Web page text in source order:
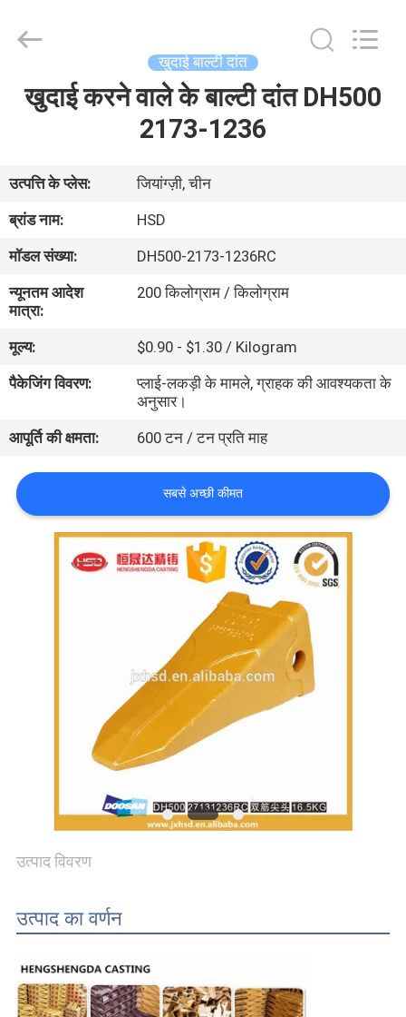
घर
हमारे
बारे
कारखाना
भ्रमण
गुणवत्ता
संपर्क
PRIVACY
Spare
Parts
Reserved.
खुदाई बाल्टी दांत
खुदाई करने वाले के बाल्टी दांत DH500
2173-1236
उत्पत्ति के प्लेस:
जियांग्ज़ी, चीन
ब्रांड नाम:
HSD
मॉडल संख्या:
DH500-2173-1236RC
न्यूनतम आदेश
मात्रा:
200 किलोग्राम / किलोग्राम
मूल्य:
$0.90 - $1.30 / Kilogram
पैकेजिंग विवरण:
प्लाई-लकड़ी के मामले, ग्राहक की आवश्यकता के
अनुसार।
आपूर्ति की क्षमता:
600 टन / टन प्रति माह
सबसे अच्छी कीमत
उत्पाद विवरण
उत्पाद का वर्णन